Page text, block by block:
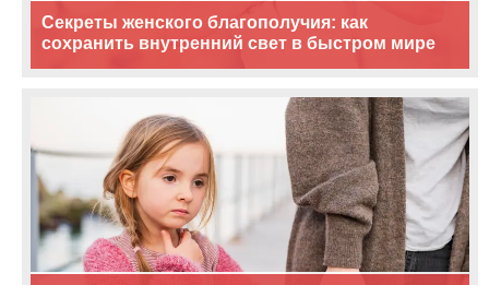
Секреты женского благополучия: как
сохранить внутренний свет в быстром мире